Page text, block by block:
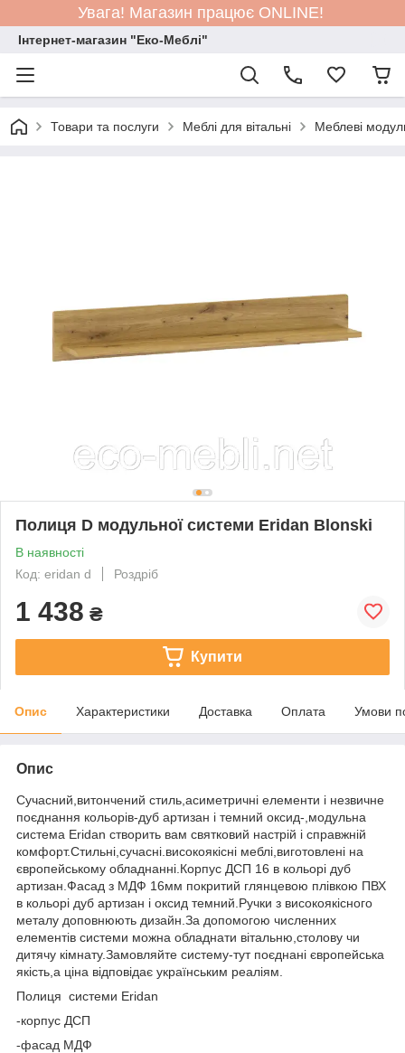
Увага! Магазин працює ONLINE!
Інтернет-магазин "Еко-Меблі"
Товари та послуги Меблі для вітальні Меблеві
Полиця D модульної системи Eridan Blonski
В наявності
Код: eridan d
Роздріб
1 438 ₴
Купити
Опис Характеристики Доставка Оплата Умови
Опис
Сучасний,витончений стиль,асиметричні елементи і незвичне
поєднання кольорів-дуб артизан і темний оксид-,модульна
система Eridan створить вам святковий настрій і справжній
комфорт.Стильні,сучасні.високоякісні меблі,виготовлені на
європейському обладнанні.Корпус ДСП 16 в кольорі дуб
артизан.Фасад з МДФ 16мм покритий глянцевою плівкою ПВХ
в кольорі дуб артизан і оксид темний.Ручки з високоякісного
металу доповнюють дизайн.За допомогою численних
елементів системи можна обладнати вітальню,столову чи
дитячу кімнату.Замовляйте систему-тут поєднані європейська
якість,а ціна відповідає українським реаліям.
Полиця системи Eridan
-корпус ДСП
-фасад МДФ